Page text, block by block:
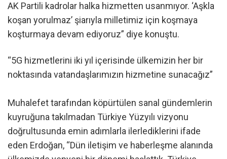
AK Partili kadrolar halka hizmetten usanmıyor. ‘Aşkla
koşan yorulmaz’ şiarıyla milletimiz için koşmaya
koşturmaya devam ediyoruz” diye konuştu.
“5G hizmetlerini iki yıl içerisinde ülkemizin her bir
noktasında vatandaşlarımızın hizmetine sunacağız”
Muhalefet tarafından köpürtülen sanal gündemlerin
kuyruğuna takılmadan Türkiye Yüzyılı vizyonu
doğrultusunda emin adımlarla ilerlediklerini ifade
eden Erdoğan, “Dün iletişim ve haberleşme alanında